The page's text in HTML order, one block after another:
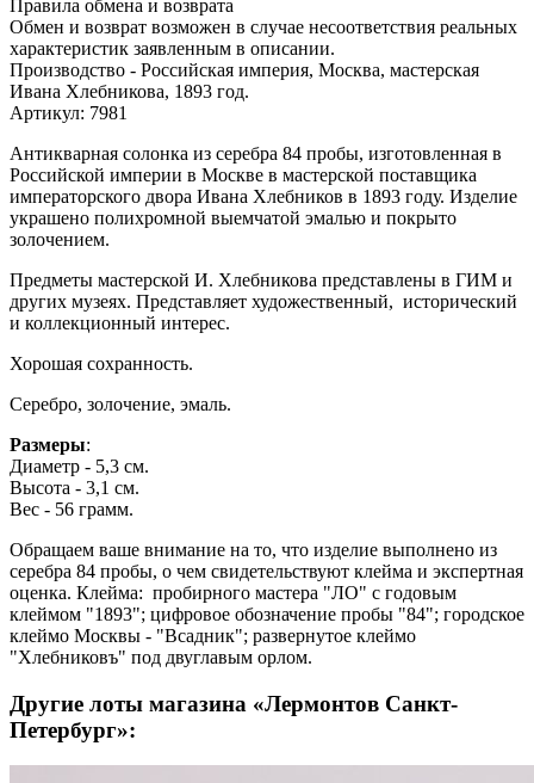
Правила обмена и возврата
Обмен и возврат возможен в случае несоответствия реальных
характеристик заявленным в описании.
Производство - Российская империя, Москва, мастерская
Ивана Хлебникова, 1893 год.
Артикул: 7981
Антикварная солонка из серебра 84 пробы, изготовленная в
Российской империи в Москве в мастерской поставщика
императорского двора Ивана Хлебников в 1893 году. Изделие
украшено полихромной выемчатой эмалью и покрыто
золочением.
Предметы мастерской И. Хлебникова представлены в ГИМ и
других музеях. Представляет художественный, исторический
и коллекционный интерес.
Хорошая сохранность.
Серебро, золочение, эмаль.
Размеры:
Диаметр - 5,3 см.
Высота - 3,1 см.
Вес - 56 грамм.
Обращаем ваше внимание на то, что изделие выполнено из
серебра 84 пробы, о чем свидетельствуют клейма и экспертная
оценка. Клейма: пробирного мастера "ЛО" с годовым
клеймом "1893"; цифровое обозначение пробы "84"; городское
клеймо Москвы - "Всадник"; развернутое клеймо
"Хлебниковъ" под двуглавым орлом.
Другие лоты магазина «Лермонтов Санкт-
Петербург»: